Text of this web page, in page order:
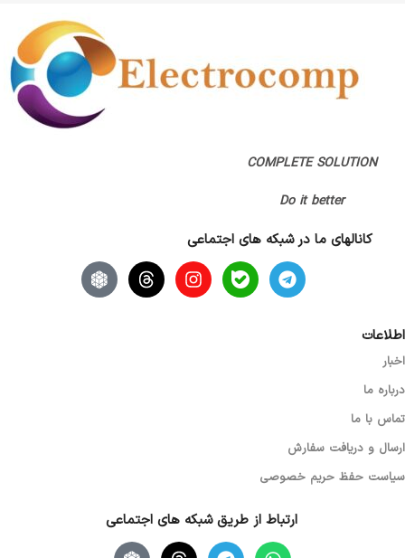
COMPLETE SOLUTION
Do it better
کانالهای ما در شبکه های اجتماعی
اطلاعات
اخبار
درباره ما
تماس با ما
ارسال و دریافت سفارش
سیاست حفظ حریم خصوصی
ارتباط از طریق شبکه های اجتماعی